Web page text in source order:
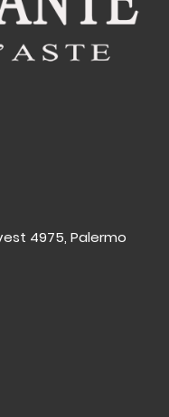
4975, Palermo